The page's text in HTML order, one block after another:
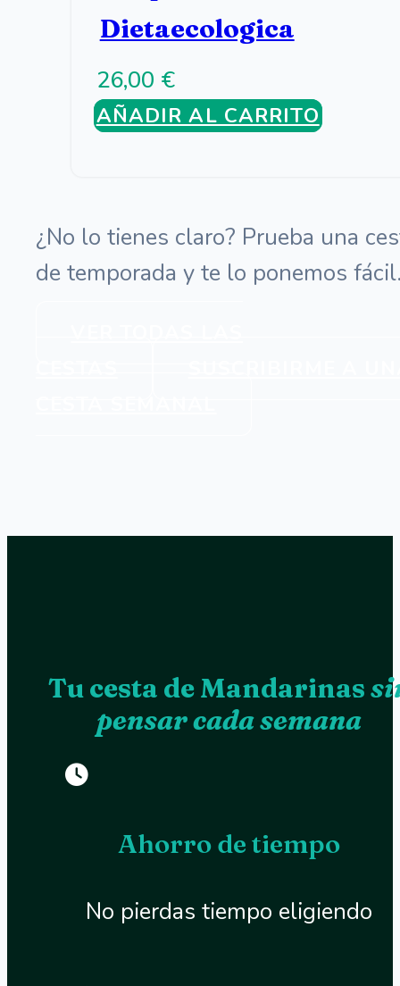
Dietaecologica
26,00 €
AÑADIR AL CARRITO
¿No lo tienes claro? Prueba una
de temporada y te lo ponemos
Tu cesta de Mandarinas
pensar cada semana
Ahorro de tiempo
No pierdas tiempo eligiendo